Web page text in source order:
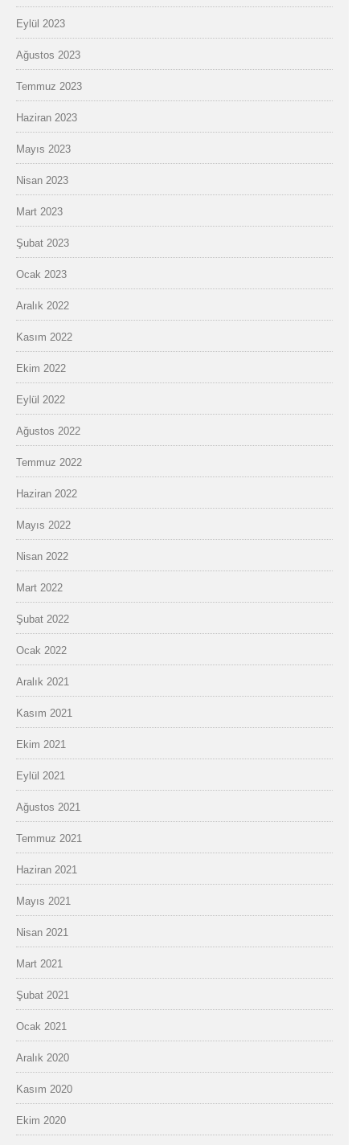
Eylül 2023
Ağustos 2023
Temmuz 2023
Haziran 2023
Mayıs 2023
Nisan 2023
Mart 2023
Şubat 2023
Ocak 2023
Aralık 2022
Kasım 2022
Ekim 2022
Eylül 2022
Ağustos 2022
Temmuz 2022
Haziran 2022
Mayıs 2022
Nisan 2022
Mart 2022
Şubat 2022
Ocak 2022
Aralık 2021
Kasım 2021
Ekim 2021
Eylül 2021
Ağustos 2021
Temmuz 2021
Haziran 2021
Mayıs 2021
Nisan 2021
Mart 2021
Şubat 2021
Ocak 2021
Aralık 2020
Kasım 2020
Ekim 2020